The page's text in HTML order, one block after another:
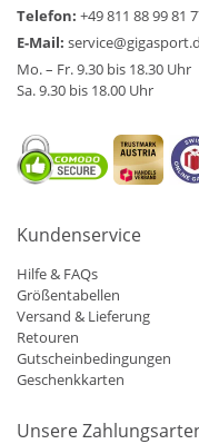
Telefon: +49 811 88 99 81
E-Mail:
Mo. – Fr. 9.30 bis 18.30 Uhr
Sa. 9.30 bis 18.00 Uhr
Kundenservice
Hilfe & FAQs
Größentabellen
Versand & Lieferung
Retouren
Gutscheinbedingungen
Geschenkkarten
Unsere